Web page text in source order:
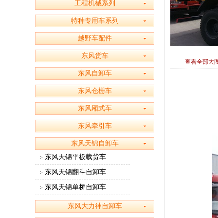
工程机械系列
特种专用车系列
越野车配件
东风货车
东风自卸车
东风仓栅车
东风厢式车
东风牵引车
东风天锦自卸车
> 东风天锦平板载货车
> 东风天锦翻斗自卸车
> 东风天锦单桥自卸车
东风大力神自卸车
查看全部大